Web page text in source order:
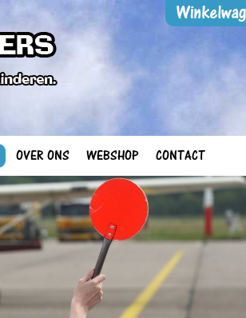
OVER ONS WEBSHOP CONTACT